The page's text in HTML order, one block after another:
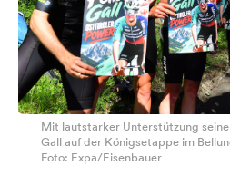
Mit lautstarker Unterstützung
Gall auf der Königsetappe im
Foto: Expa/Eisenbauer